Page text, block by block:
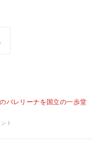
バレリーナを国立の一歩堂
ト